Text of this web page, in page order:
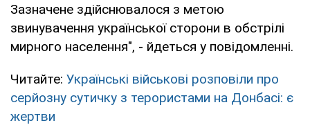
Зазначене здійснювалося з метою
звинувачення української сторони в обстрілі
мирного населення", - йдеться у повідомленні.
Читайте: Українські військові розповіли про
серйозну сутичку з терористами на Донбасі: є
жертви